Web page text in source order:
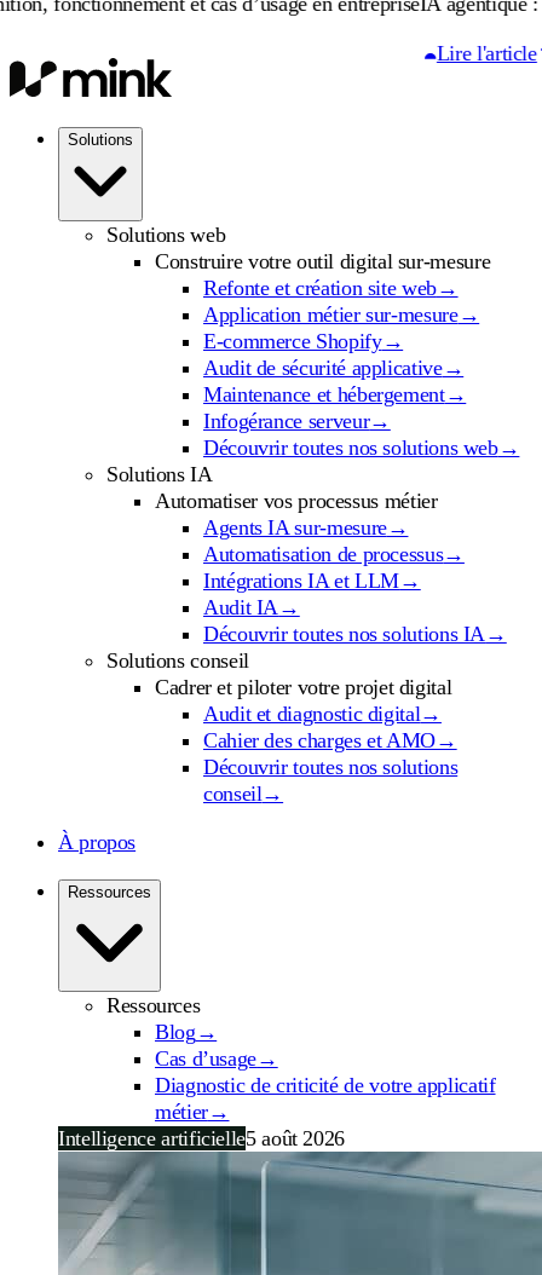
Lire l'article
Solutions
Solutions web
Construire votre outil digital sur-mesure
Refonte et création site web→
Application métier sur-mesure→
E-commerce Shopify→
Audit de sécurité applicative→
Maintenance et hébergement→
Infogérance serveur→
Découvrir toutes nos solutions web→
Solutions IA
Automatiser vos processus métier
Agents IA sur-mesure→
Automatisation de processus→
Intégrations IA et LLM→
Audit IA→
Découvrir toutes nos solutions IA→
Solutions conseil
Cadrer et piloter votre projet digital
Audit et diagnostic digital→
Cahier des charges et AMO→
Découvrir toutes nos solutions
conseil→
À propos
Ressources
Ressources
Blog →
Cas d’usage→
Diagnostic de criticité de votre applicatif
métier→
Intelligence artificielle5 août 2026